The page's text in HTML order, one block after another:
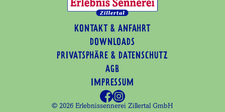
Sauerrahm
SALATDRESSING
JETZT DURCHSTÖBERN
KONTAKT & ANFAHRT
DOWNLOADS
PRIVATSPHÄRE & DATENSCHUTZ
AGB
IMPRESSUM
© 2026 Erlebnissennerei Zillertal GmbH